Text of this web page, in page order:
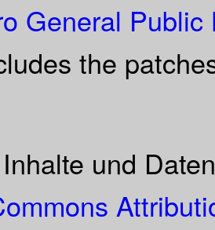
General Public
the
und